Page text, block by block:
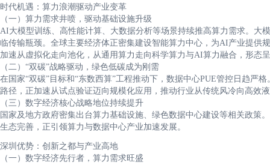
时代机遇：算力浪潮驱动产业变革
（一）算力需求井喷，驱动基础设施升级
AI大模型训练、高性能计算、大数据分析等场景持续推高算力需求。大
临传输瓶颈。全球主要经济体正密集建设智能算力中心，为AI产业提供
加速从虚拟化走向池化，从通用算力走向科学算力与AI算力融合，形态
（二）“双碳”战略驱动，绿色低碳成为刚需
在国家“双碳”目标和“东数西算”工程推动下，数据中心PUE管控日趋严
路径，正加速从试点验证迈向规模化应用，推动行业从传统风冷向高效
（三）数字经济核心战略地位持续提升
国家及地方政府密集出台算力基础设施、绿色数据中心建设等相关政策
生态完善，正引领算力与数据中心产业加速发展。
深圳优势：创新之都与产业高地
（一）数字经济先行者，算力需求旺盛